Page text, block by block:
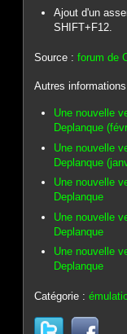
Ajout d'un
SHIFT+F12.
Source :forum de
Autres
Une nouvelle
Deplanque
Une nouvelle
Deplanque
Une nouvelle
Deplanque
Une nouvelle
Deplanque
Une nouvelle
Deplanque
Catégorie :